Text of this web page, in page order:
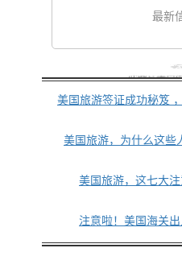
最新
往期大
美国旅游签证成功秘笈
美国旅游，为什么这些
美国旅游，这七大注
注意啦！美国海关